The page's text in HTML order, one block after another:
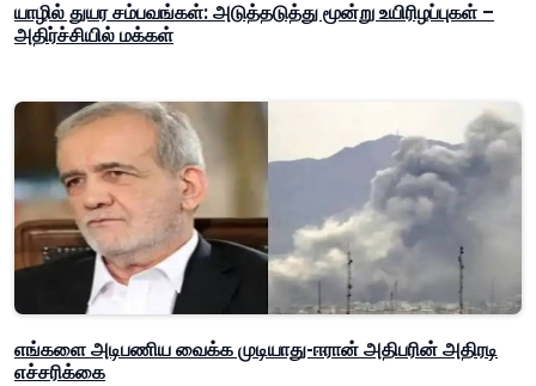
யாழில் துயர சம்பவங்கள்: அடுத்தடுத்து மூன்று உயிரிழப்புகள் –
அதிர்ச்சியில் மக்கள்
எங்களை அடிபணிய வைக்க முடியாது-ஈரான் அதிபரின் அதிரடி
எச்சரிக்கை